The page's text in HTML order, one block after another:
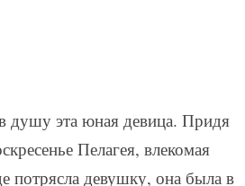
душу эта юная девица. Придя
Пелагея, влекомая
потрясла девушку, она была в